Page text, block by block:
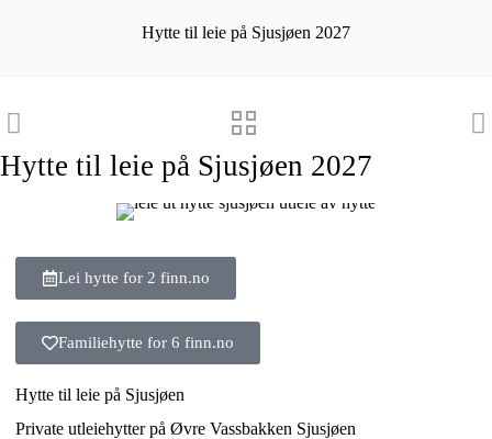
Hytte til leie på Sjusjøen 2027
Hytte til leie på Sjusjøen 2027
Lei hytte for 2 finn.no
Familiehytte for 6 finn.no
Hytte til leie på Sjusjøen
Private utleiehytter på Øvre Vassbakken Sjusjøen